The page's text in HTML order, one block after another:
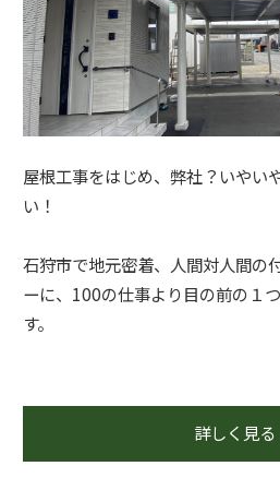
屋根工事をはじめ、弊社？いやい
い！
石狩市で地元密着、人間対人間の
ーに、100の仕事より目の前の１
す。
詳しく見る